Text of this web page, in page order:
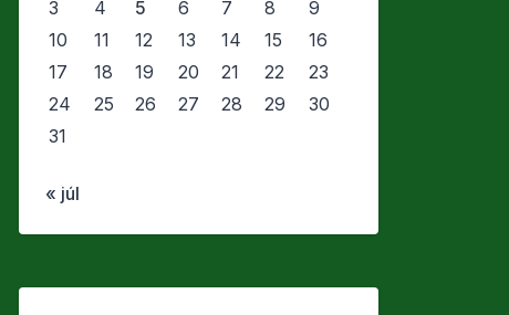
3 4 5 6 7 8
9
10
11 12 13 14 15
16
17
18 19 20 21 22
23
24
25 26 27 28 29
30
31
« júl